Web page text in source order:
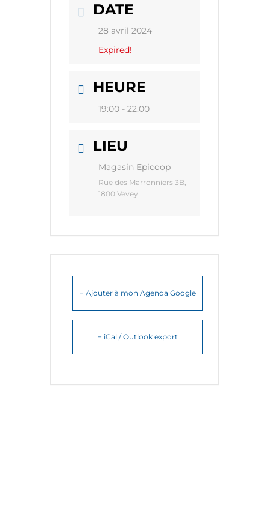
DATE
28 avril 2024
Expired!
HEURE
19:00 - 22:00
LIEU
Magasin Epicoop
Rue des Marronniers 3B,
1800 Vevey
+ Ajouter à mon Agenda Google
+ iCal / Outlook export